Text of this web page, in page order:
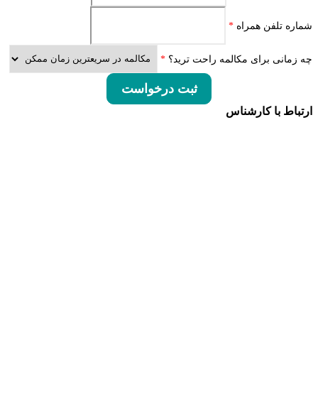
شماره تلفن همراه *
چه زمانی برای مکالمه راحت ترید؟ *
ثبت درخواست
ارتباط با کارشناس